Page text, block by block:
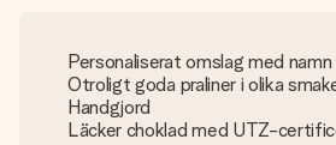
Personaliserat omslag med
Otroligt goda praliner i olika
Handgjord
Läcker choklad med UTZ-